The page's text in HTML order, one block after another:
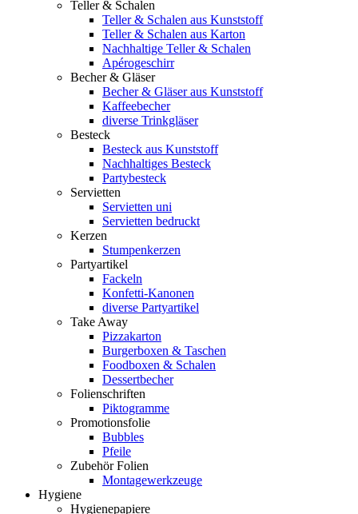
Teller & Schalen
Teller & Schalen aus Kunststoff
Teller & Schalen aus Karton
Nachhaltige Teller & Schalen
Apérogeschirr
Becher & Gläser
Becher & Gläser aus Kunststoff
Kaffeebecher
diverse Trinkgläser
Besteck
Besteck aus Kunststoff
Nachhaltiges Besteck
Partybesteck
Servietten
Servietten uni
Servietten bedruckt
Kerzen
Stumpenkerzen
Partyartikel
Fackeln
Konfetti-Kanonen
diverse Partyartikel
Take Away
Pizzakarton
Burgerboxen & Taschen
Foodboxen & Schalen
Dessertbecher
Folienschriften
Piktogramme
Promotionsfolie
Bubbles
Pfeile
Zubehör Folien
Montagewerkzeuge
Hygiene
Hygienepapiere